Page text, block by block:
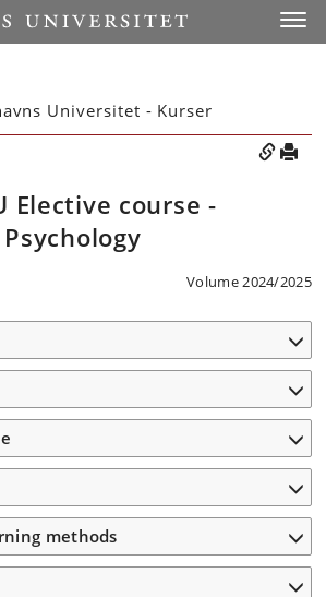
Universitet - Kurser
Elective course -
Volume 2024/2025
methods